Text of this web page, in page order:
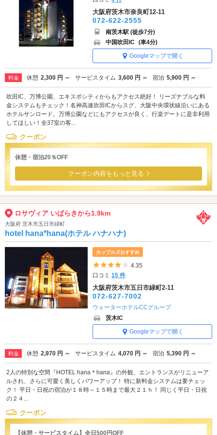
大阪府茨木市奈良町12-11
072-622-2555
南茨木駅 (徒歩7分)
中国吹田IC (車4分)
Googleマップで開く
料金 休憩 2,300 円 ～ サービスタイム 3,600 円 ～ 宿泊 5,900 円 ～
吹田IC、万博公園、エキスポシティからもアクセス絶好！ リーズナブルな料
金システムもチェック！名神高速吹田ICからスグ、大阪中央環状線沿いにある
ホテルサンロード。万博公園などにもアクセスが良く、行楽デートに是非利用
してほしい！全37室の客...
クーポン
休憩・宿泊20％OFF
クーポン内容をもっと見る
ロサヴィア いばらきから1.9km
大阪府 茨木市五日市緑町
hotel hana*hana(ホテル ハナハナ)
カップルズおすすめ
5つ星のうち4
4.35
口コミ15 件
大阪府茨木市五日市緑町2-11
072-627-7002
ウォーターホテルCCグループ
茨木IC
Googleマップで開く
料金 休憩 2,970 円 ～ サービスタイム 4,070 円 ～ 宿泊 5,390 円 ～
2人の特別な空間『HOTEL hana＊hana』の外観、エントランスがリニューア
ルされ、さらに可愛く美しくパワーアップ！ 特に新料金システムは要チェッ
ク！ 平日・日祝の宿泊が１８時～１５時まで最大２１ｈ！ 同じく平日・日祝
の２４...
クーポン
【休憩・サービスタイム】全日500円OFF